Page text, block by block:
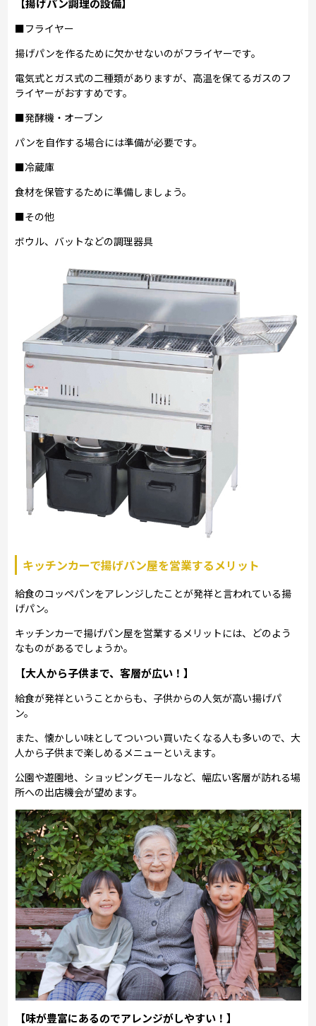
【揚げパン調理の設備】
■フライヤー
揚げパンを作るために欠かせないのがフライヤーです。
電気式とガス式の二種類がありますが、高温を保てるガスのフ
ライヤーがおすすめです。
■発酵機・オーブン
パンを自作する場合には準備が必要です。
■冷蔵庫
食材を保管するために準備しましょう。
■その他
ボウル、バットなどの調理器具
キッチンカーで揚げパン屋を営業するメリット
給食のコッペパンをアレンジしたことが発祥と言われている揚
げパン。
キッチンカーで揚げパン屋を営業するメリットには、どのよう
なものがあるでしょうか。
【大人から子供まで、客層が広い！】
給食が発祥ということからも、子供からの人気が高い揚げパ
ン。
また、懐かしい味としてついつい買いたくなる人も多いので、大
人から子供まで楽しめるメニューといえます。
公園や遊園地、ショッピングモールなど、幅広い客層が訪れる場
所への出店機会が望めます。
【味が豊富にあるのでアレンジがしやすい！】